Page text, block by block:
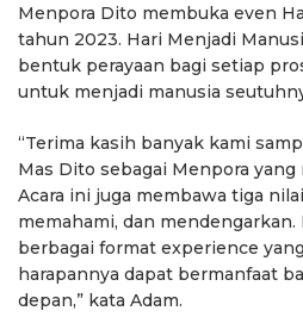
Menpora Dito membuka even
tahun 2023. Hari Menjadi
bentuk perayaan bagi setiap
untuk menjadi manusia
“Terima kasih banyak kami
Mas Dito sebagai Menpora yang
Acara ini juga membawa tiga
memahami, dan
berbagai format experience
harapannya dapat bermanfaat
depan,” kata Adam.